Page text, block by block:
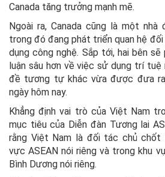
Canada tăng trưởng mạnh mẽ.
Ngoài ra, Canada cũng là một
trong đó đang phát triển quan hệ
dụng công nghệ. Sắp tới, hai bên
luận sâu hơn về việc sử dụng trí tuệ
đề tương tự khác vừa được đưa
ngày hôm nay.
Khẳng định vai trò của Việt Nam
mục tiêu của Diễn đàn Tương lai
rằng Việt Nam là đối tác chủ chốt
vực ASEAN nói riêng và trong khu
Bình Dương nói riêng.